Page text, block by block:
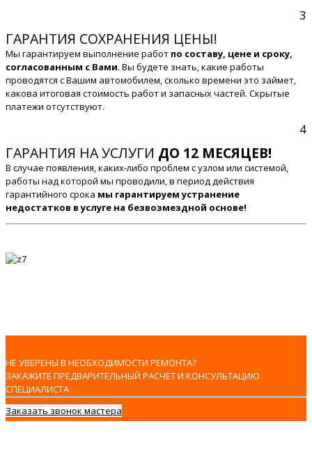
3
ГАРАНТИЯ СОХРАНЕНИЯ ЦЕНЫ!
Мы гарантируем выполнение работ по составу, цене и сроку,
согласованным с Вами. Вы будете знать, какие работы
проводятся с Вашим автомобилем, сколько времени это займет,
какова итоговая стоимость работ и запасных частей. Скрытые
платежи отсутствуют.
4
ГАРАНТИЯ НА УСЛУГИ ДО 12 МЕСЯЦЕВ!
В случае появления, каких-либо проблем с узлом или системой,
работы над которой мы проводили, в период действия
гарантийного срока мы гарантируем устранение
недостатков в услуге на безвозмездной основе!
НЕ УВЕРЕНЫ В НЕОБХОДИМОСТИ РЕМОНТА?
ЗАКАЖИТЕ ПРЕДВАРИТЕЛЬНЫЙ РАСЧЁТ И КОНСУЛЬТАЦИЮ
СПЕЦИАЛИСТА
Заказать звонок мастера